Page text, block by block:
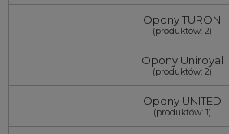
Opony TURON
(produktów: 2)
Opony Uniroyal
(produktów: 2)
Opony UNITED
(produktów: 1)